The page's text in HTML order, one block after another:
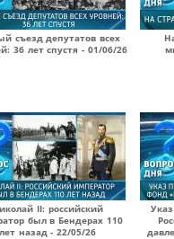
съезд депутатов всех
36 лет спустя - 01/06/26
II: российский
был в Бендерах 110
лет назад - 22/05/26